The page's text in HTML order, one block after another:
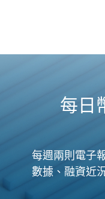
每日
每週兩則電子
數據、融資近